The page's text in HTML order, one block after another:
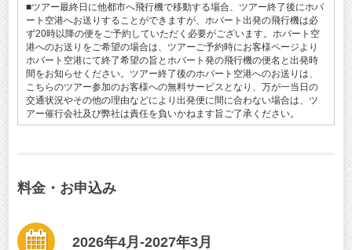
■ツアー最終日に他都市へ飛行機で移動する場合、ツアー終了後にホバ
ート空港へお送りすることができますが、ホバート出発の飛行機は必
ず20時以降の便をご予約していただく必要がございます。ホバート空
港へのお送りをご希望の場合は、ツアーご予約時にお客様ページより
ホバート空港にて終了希望の旨とホバート発の飛行機の便名と出発時
間をお知らせください。ツアー終了後のホバート空港へのお送りは、
こちらのツアー参加のお客様への無料サービスとなり、万が一当日の
交通状況やその他の理由などにより出発便に間に合わない場合は、ツ
アー催行会社及び弊社は責任を負いかねます旨ご了承ください。
料金・お申込み
2026年4月-2027年3月